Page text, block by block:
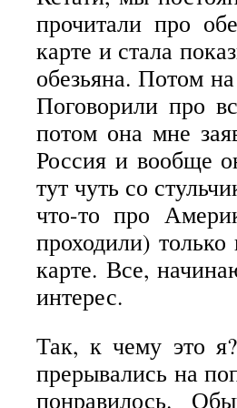
прочитали про
карте и стала
обезьяна. Потом
Поговорили про
потом она мне
Россия и вообще
тут чуть со
что-то про
проходили)
карте. Все,
интерес.
Так, к чему это
прерывались на
понравилось.